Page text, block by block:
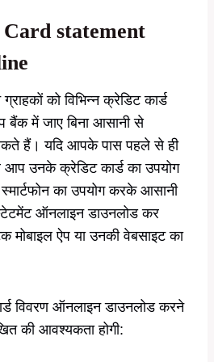
statement
को विभिन्न क्रेडिट कार्ड
में जाए बिना आसानी से
हैं। यदि आपके पास पहले से ही
उनके क्रेडिट कार्ड का उपयोग
का उपयोग करके आसानी
ऑनलाइन डाउनलोड कर
ऐप या उनकी वेबसाइट का
विवरण ऑनलाइन डाउनलोड करने
की आवश्यकता होगी: